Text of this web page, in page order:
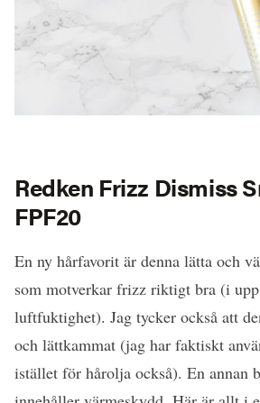
Redken Frizz Dismiss
FPF20
En ny hårfavorit är denna lätta och
som motverkar frizz riktigt bra (i
luftfuktighet). Jag tycker också att
och lättkammat (jag har faktiskt
istället för hårolja också). En annan